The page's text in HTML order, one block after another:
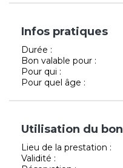
Infos pratiques
Durée :
Bon valable pour :
Pour qui :
Pour quel âge :
Utilisation du bon
Lieu de la prestation :
Validité :